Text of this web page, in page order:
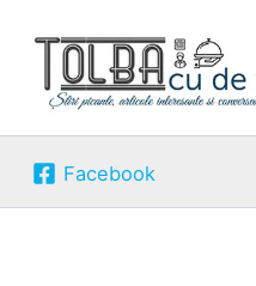
content
Facebook